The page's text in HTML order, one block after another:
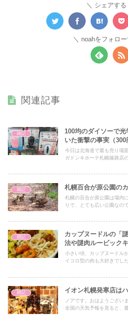
シェアする
noahをフォロ
関連記事
雑記
100均のダイソーで
いた衝撃の事実（300
今日は北海道で最も売り場
ガドンキホーテ札幌篠路店の
雑記 札幌百合が原公園の
札幌の百合が原公園は場内
りで、とても広い公園なの
雑記
カップヌードルの「
法や謎肉ルービック
小さい頃、カップヌードル
イコロ型の肉も大好きでし
雑記 イオン札幌発寒店は
ノアです。おはようござい
全国の天気予報を見ると、